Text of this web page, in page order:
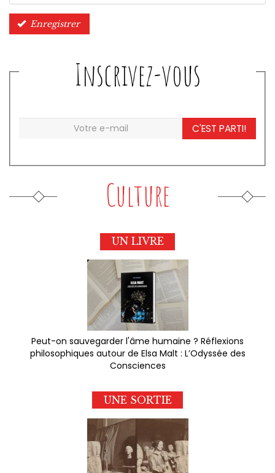
Enregistrer
Inscrivez-vous
C'EST PARTI!
Culture
UN LIVRE
Peut-on sauvegarder l'âme humaine ? Réflexions
philosophiques autour de Elsa Malt : L’Odyssée des
Consciences
UNE SORTIE